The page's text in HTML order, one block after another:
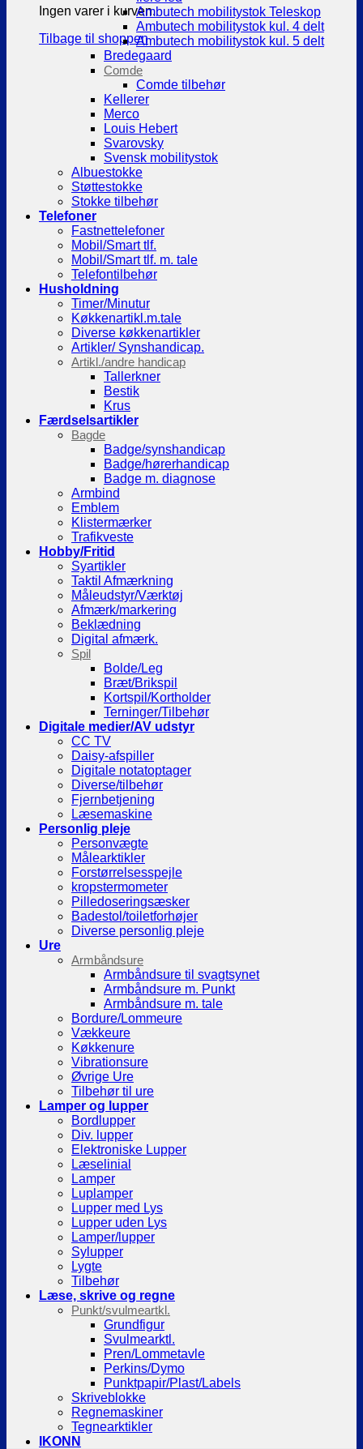
Ingen varer i kurven.
Tilbage til shoppen
Ambutech mobilitystok Teleskop
Ambutech mobilitystok kul. 4 delt
Ambutech mobilitystok kul. 5 delt
Bredegaard
Comde
Comde tilbehør
Kellerer
Merco
Louis Hebert
Svarovsky
Svensk mobilitystok
Albuestokke
Støttestokke
Stokke tilbehør
Telefoner
Fastnettelefoner
Mobil/Smart tlf.
Mobil/Smart tlf. m. tale
Telefontilbehør
Husholdning
Timer/Minutur
Køkkenartikl.m.tale
Diverse køkkenartikler
Artikler/ Synshandicap.
Artikl./andre handicap
Tallerkner
Bestik
Krus
Færdselsartikler
Bagde
Badge/synshandicap
Badge/hørerhandicap
Badge m. diagnose
Armbind
Emblem
Klistermærker
Trafikveste
Hobby/Fritid
Syartikler
Taktil Afmærkning
Måleudstyr/Værktøj
Afmærk/markering
Beklædning
Digital afmærk.
Spil
Bolde/Leg
Bræt/Brikspil
Kortspil/Kortholder
Terninger/Tilbehør
Digitale medier/AV udstyr
CC TV
Daisy-afspiller
Digitale notatoptager
Diverse/tilbehør
Fjernbetjening
Læsemaskine
Personlig pleje
Personvægte
Målearktikler
Forstørrelsesspejle
kropstermometer
Pilledoseringsæsker
Badestol/toiletforhøjer
Diverse personlig pleje
Ure
Armbåndsure
Armbåndsure til svagtsynet
Armbåndsure m. Punkt
Armbåndsure m. tale
Bordure/Lommeure
Vækkeure
Køkkenure
Vibrationsure
Øvrige Ure
Tilbehør til ure
Lamper og lupper
Bordlupper
Div. lupper
Elektroniske Lupper
Læselinial
Lamper
Luplamper
Lupper med Lys
Lupper uden Lys
Lamper/lupper
Sylupper
Lygte
Tilbehør
Læse, skrive og regne
Punkt/svulmeartkl.
Grundfigur
Svulmearktl.
Pren/Lommetavle
Perkins/Dymo
Punktpapir/Plast/Labels
Skriveblokke
Regnemaskiner
Tegnearktikler
IKONN